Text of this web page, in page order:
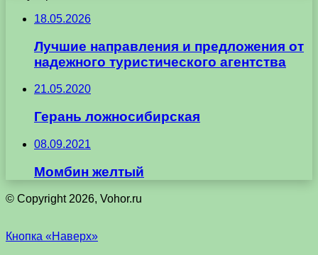
18.05.2026
Лучшие направления и предложения от
надежного туристического агентства
21.05.2020
Герань ложносибирская
08.09.2021
Момбин желтый
© Copyright 2026, Vohor.ru
Кнопка «Наверх»